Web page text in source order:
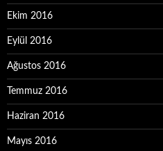
Ekim 2016
Eylül 2016
Ağustos 2016
Temmuz 2016
Haziran 2016
Mayıs 2016